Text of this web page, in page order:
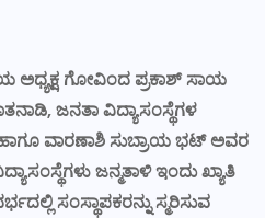
ಅಧ್ಯಕ್ಷ ಗೋವಿಂದ ಪ್ರಕಾಶ್ ಸಾಯ
ಜನತಾ ವಿದ್ಯಾಸಂಸ್ಥೆಗಳ
ವಾರಣಾಶಿ ಸುಬ್ರಾಯ ಭಟ್ ಅವರ
ಜನ್ಮತಾಳಿ ಇಂದು ಖ್ಯಾತಿ
ಸಂಸ್ಥಾಪಕರನ್ನು ಸ್ಮರಿಸುವ